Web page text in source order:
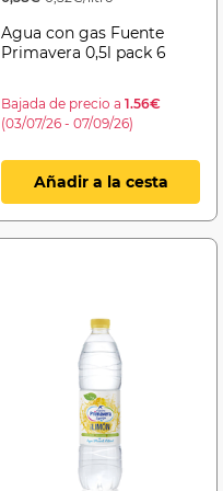
Agua con gas Fuente
Primavera 0,5l pack 6
Bajada de precio a 1.56€
(03/07/26 - 07/09/26)
Añadir a la cesta